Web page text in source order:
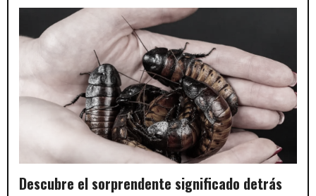
Descubre el sorprendente significado detrás